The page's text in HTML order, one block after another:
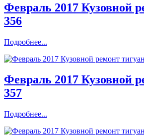
Февраль 2017 Кузовной
356
Подробнее...
Февраль 2017 Кузовной
357
Подробнее...